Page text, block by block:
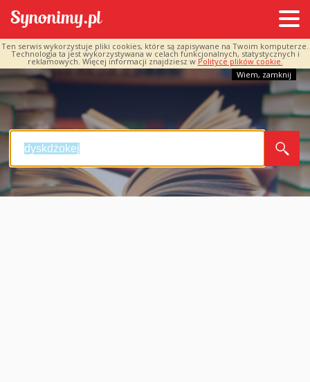
Ten serwis wykorzystuje pliki cookies, które są zapisywane na Twoim komputerze.
Technologia ta jest wykorzystywana w celach funkcjonalnych, statystycznych i
reklamowych. Więcej informacji znajdziesz w Polityce plików cookie.
Wiem, zamknij